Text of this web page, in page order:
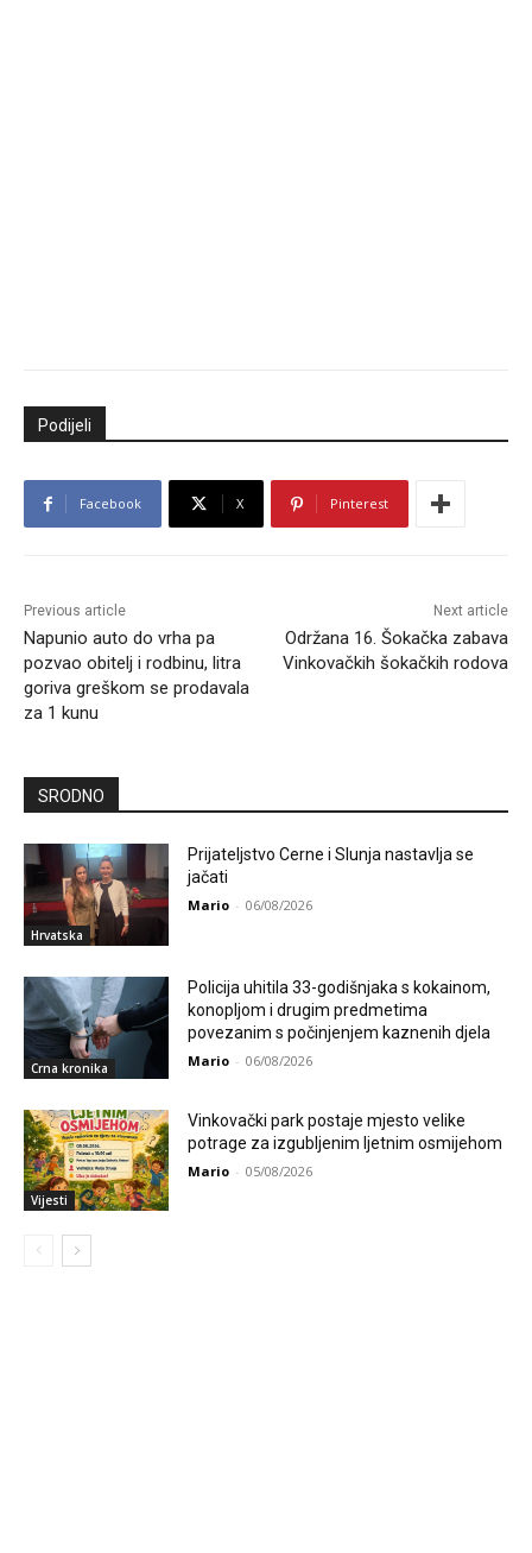
Podijeli
Facebook X Pinterest
Previous article
Napunio auto do vrha pa
pozvao obitelj i rodbinu, litra
goriva greškom se prodavala
za 1 kunu
Next article
Održana 16. Šokačka zabava
Vinkovačkih šokačkih rodova
SRODNO
Hrvatska
Prijateljstvo Cerne i Slunja nastavlja se
jačati
Mario - 06/08/2026
Crna kronika
Policija uhitila 33-godišnjaka s kokainom,
konopljom i drugim predmetima
povezanim s počinjenjem kaznenih djela
Mario - 06/08/2026
Vijesti
Vinkovački park postaje mjesto velike
potrage za izgubljenim ljetnim osmijehom
Mario - 05/08/2026